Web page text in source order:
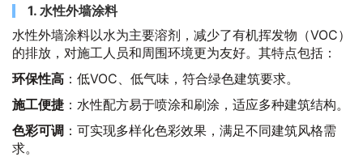
1. 水性外墙涂料
水性外墙涂料以水为主要溶剂，减少了有机挥发物（VOC）
的排放，对施工人员和周围环境更为友好。其特点包括：
环保性高 ：低VOC、低气味，符合绿色建筑要求。
施工便捷 ：水性配方易于喷涂和刷涂，适应多种建筑结构。
色彩可调 ：可实现多样化色彩效果，满足不同建筑风格需
求。